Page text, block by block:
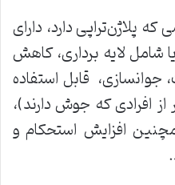
پلاژن‌تراپی دارد، دارای
شامل لایه برداری، کاهش
قابل استفاده
افرادی که جوش دارند)،
افزایش استحکام و